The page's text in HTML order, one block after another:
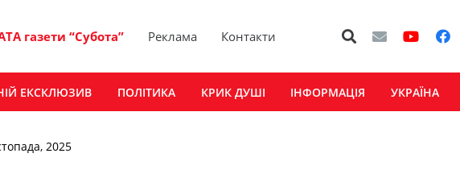
газети “Субота” Реклама Контакти
ЕКСКЛЮЗИВ ПОЛІТИКА КРИК ДУШІ ІНФОРМАЦІЯ УКРАЇНА
2025